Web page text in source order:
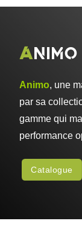
ANIMO
Animo, une
par sa
gamme qui
performance
Catalogue